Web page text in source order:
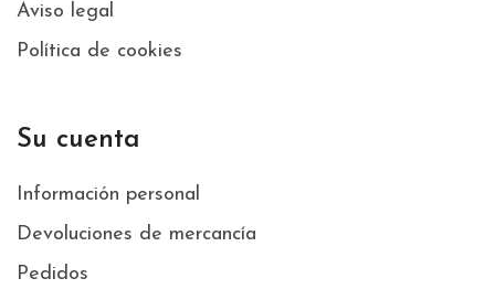
Aviso legal
Política de cookies
Su cuenta
Información personal
Devoluciones de mercancía
Pedidos